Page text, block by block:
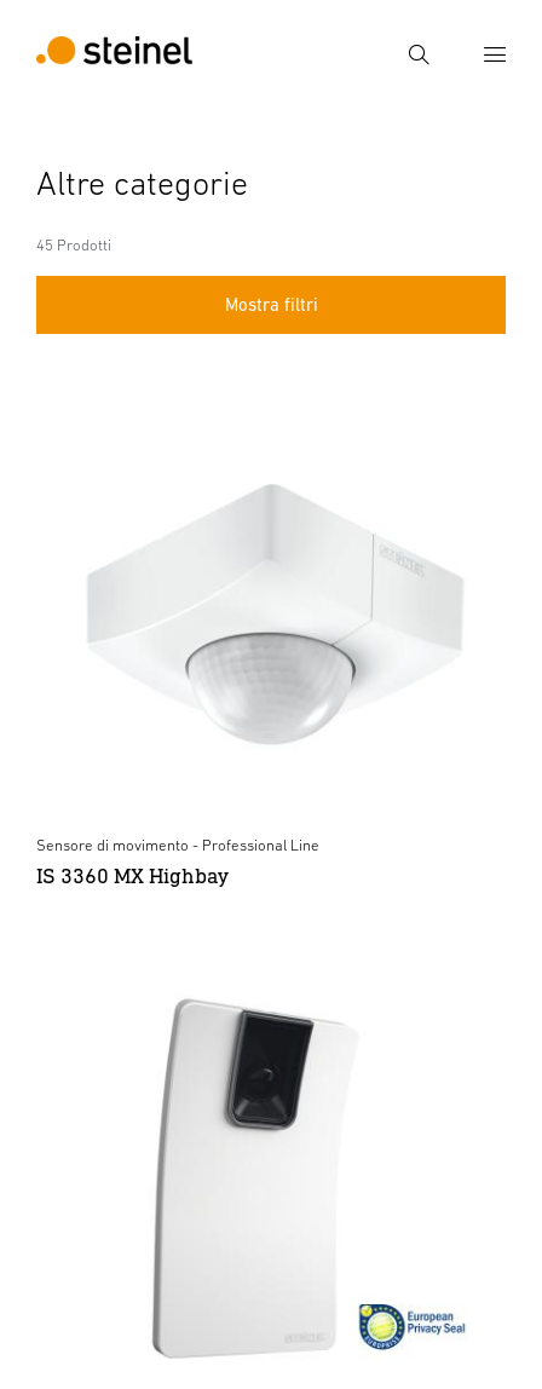
Ricerca
Ricerca
Altre categorie
45 Prodotti
Mostra filtri
Sensore di movimento - Professional Line
IS 3360 MX Highbay